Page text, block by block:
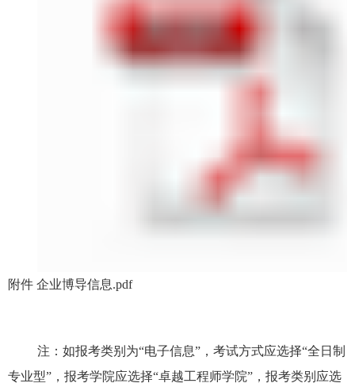
附件 企业博导信息.pdf
注：如报考类别为“电子信息”，考试方式应选择“全日制
专业型”，报考学院应选择“卓越工程师学院”，报考类别应选